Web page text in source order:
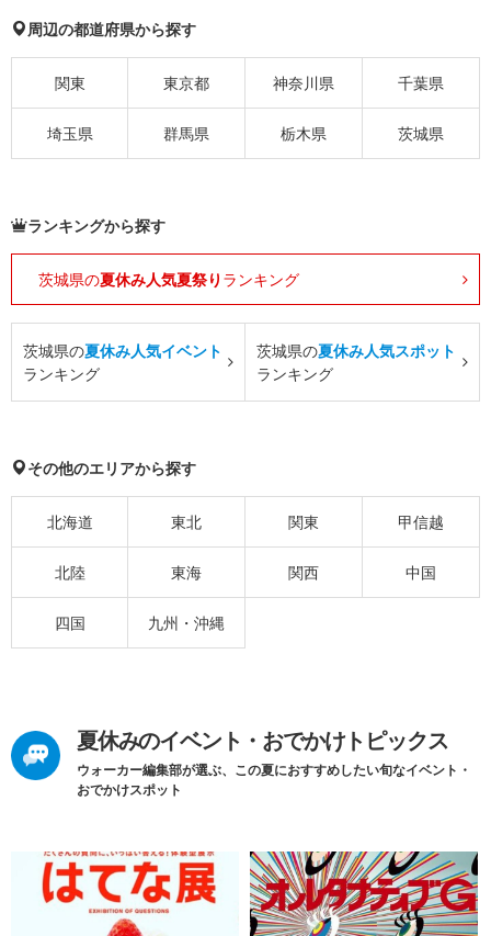
周辺の都道府県から探す
関東 東京都 神奈川県 千葉県
埼玉県 群馬県 栃木県 茨城県
ランキングから探す
茨城県の夏休み人気夏祭り ランキング
茨城県の夏休み人気イベント
ランキング
茨城県の夏休み人気スポット
ランキング
その他のエリアから探す
北海道 東北 関東 甲信越
北陸 東海 関西 中国
四国 九州・沖縄
夏休みのイベント・おでかけトピックス
ウォーカー編集部が選ぶ、この夏におすすめしたい旬なイベント・
おでかけスポット